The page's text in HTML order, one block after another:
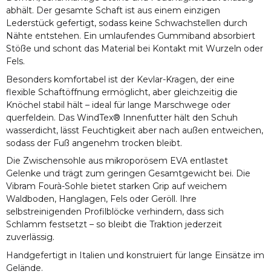
abhält. Der gesamte Schaft ist aus einem einzigen
Lederstück gefertigt, sodass keine Schwachstellen durch
Nähte entstehen. Ein umlaufendes Gummiband absorbiert
Stöße und schont das Material bei Kontakt mit Wurzeln oder
Fels.
Besonders komfortabel ist der Kevlar-Kragen, der eine
flexible Schaftöffnung ermöglicht, aber gleichzeitig die
Knöchel stabil hält – ideal für lange Marschwege oder
querfeldein. Das WindTex® Innenfutter hält den Schuh
wasserdicht, lässt Feuchtigkeit aber nach außen entweichen,
sodass der Fuß angenehm trocken bleibt.
Die Zwischensohle aus mikroporösem EVA entlastet
Gelenke und trägt zum geringen Gesamtgewicht bei. Die
Vibram Fourà-Sohle bietet starken Grip auf weichem
Waldboden, Hanglagen, Fels oder Geröll. Ihre
selbstreinigenden Profilblöcke verhindern, dass sich
Schlamm festsetzt – so bleibt die Traktion jederzeit
zuverlässig.
Handgefertigt in Italien und konstruiert für lange Einsätze im
Gelände.